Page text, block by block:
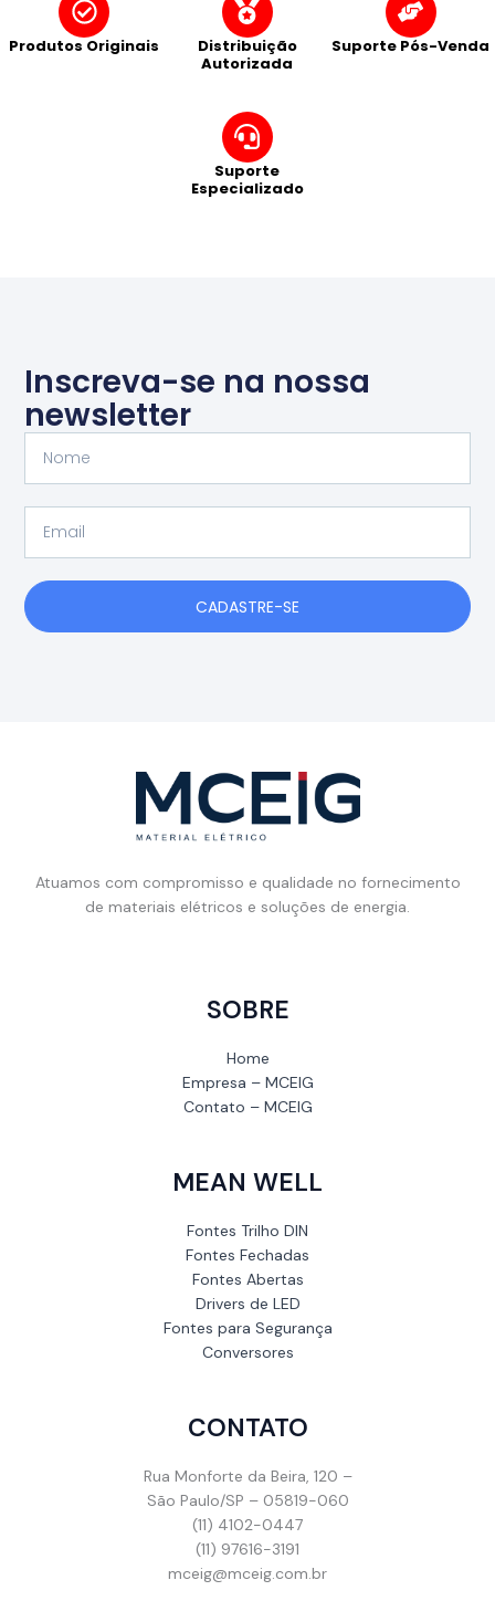
Produtos Originais
Distribuição
Autorizada
Suporte Pós-Venda
Suporte
Especializado
Inscreva-se na nossa
newsletter
CADASTRE-SE
Atuamos com compromisso e qualidade no fornecimento
de materiais elétricos e soluções de energia.
SOBRE
Home
Empresa – MCEIG
Contato – MCEIG
MEAN WELL
Fontes Trilho DIN
Fontes Fechadas
Fontes Abertas
Drivers de LED
Fontes para Segurança
Conversores
CONTATO
Rua Monforte da Beira, 120 –
São Paulo/SP – 05819-060
(11) 4102-0447
(11) 97616-3191
mceig@mceig.com.br